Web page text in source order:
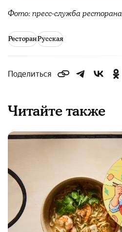
Фото: пресс-служба ресторана
РесторанРусская
Поделиться
Читайте также